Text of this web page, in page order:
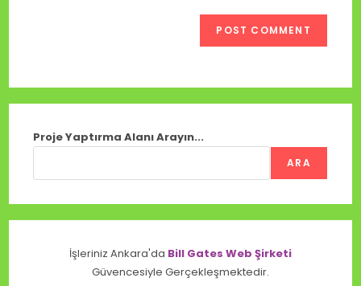
Proje Yaptırma Alanı Arayın...
ARA
İşleriniz Ankara'da Bill Gates Web Şirketi
Güvencesiyle Gerçekleşmektedir.